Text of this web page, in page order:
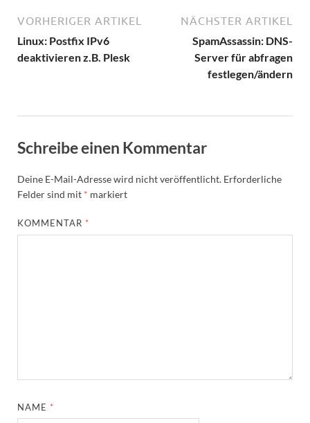
VORHERIGER ARTIKEL
Linux: Postfix IPv6
deaktivieren z.B. Plesk
NÄCHSTER ARTIKEL
SpamAssassin: DNS-
Server für abfragen
festlegen/ändern
Schreibe einen Kommentar
Deine E-Mail-Adresse wird nicht veröffentlicht. Erforderliche
Felder sind mit * markiert
KOMMENTAR *
NAME *